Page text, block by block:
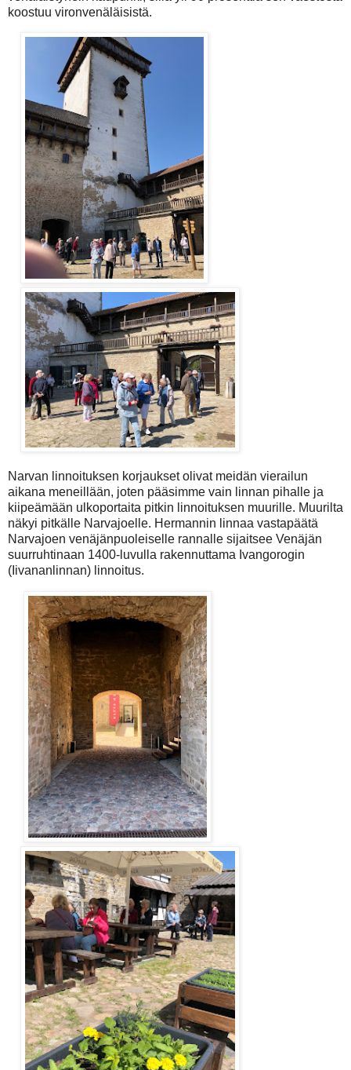
koostuu vironvenäläisistä.
Narvan linnoituksen korjaukset olivat meidän vierailun
aikana meneillään, joten pääsimme vain linnan pihalle ja
kiipeämään ulkoportaita pitkin linnoituksen muurille. Muurilta
näkyi pitkälle Narvajoelle. Hermannin linnaa vastapäätä
Narvajoen venäjänpuoleiselle rannalle sijaitsee Venäjän
suurruhtinaan 1400-luvulla rakennuttama Ivangorogin
(Iivananlinnan) linnoitus.